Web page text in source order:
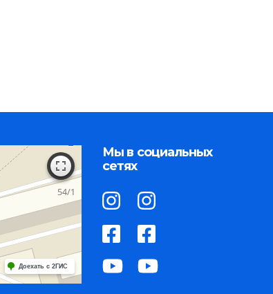
Доехать с 2ГИС
Мы в социальных
сетях